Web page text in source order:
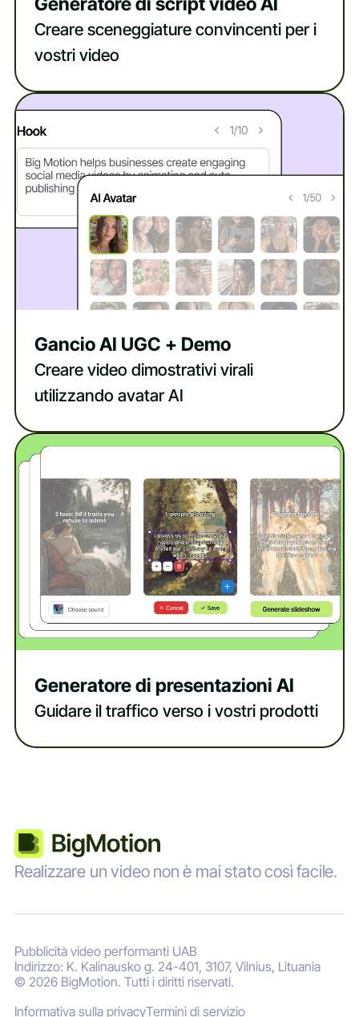
Creare sceneggiature convincenti per i
vostri video
Gancio AI UGC + Demo
Creare video dimostrativi virali
utilizzando avatar AI
Generatore di presentazioni AI
Guidare il traffico verso i vostri prodotti
Realizzare un video non è mai stato così facile.
Pubblicità video performanti UAB
Indirizzo: K. Kalinausko g. 24-401, 3107, Vilnius, Lituania
© 2026 BigMotion. Tutti i diritti riservati.
Informativa sulla privacyTermini di servizio